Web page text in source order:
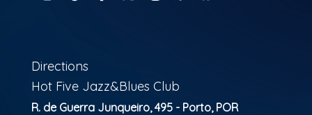
Directions
Hot Five Jazz&Blues Club
R. de Guerra Junqueiro, 495 - Porto, POR